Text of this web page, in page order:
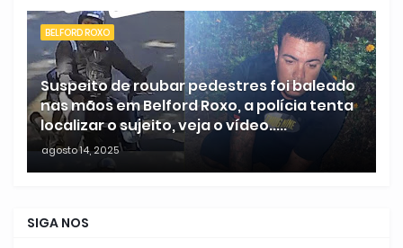
BELFORD ROXO
Suspeito de roubar pedestres foi baleado
nas mãos em Belford Roxo, a polícia tenta
localizar o sujeito, veja o vídeo.....
agosto 14, 2025
SIGA NOS